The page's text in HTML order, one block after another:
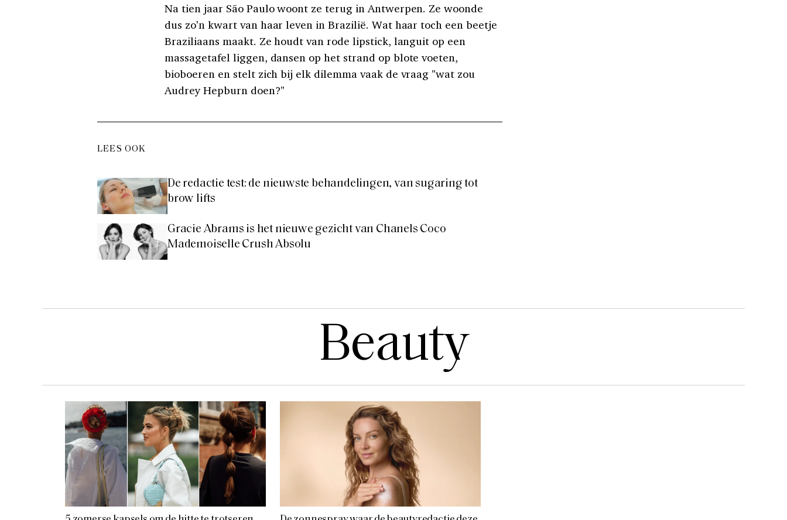
Na tien jaar São Paulo woont ze terug in Antwerpen. Ze woonde
dus zo’n kwart van haar leven in Brazilië. Wat haar toch een beetje
Braziliaans maakt. Ze houdt van rode lipstick, languit op een
massagetafel liggen, dansen op het strand op blote voeten,
bioboeren en stelt zich bij elk dilemma vaak de vraag "wat zou
Audrey Hepburn doen?"
LEES OOK
De redactie test: de nieuwste behandelingen, van sugaring tot
brow lifts
Gracie Abrams is het nieuwe gezicht van Chanels Coco
Mademoiselle Crush Absolu
Beauty